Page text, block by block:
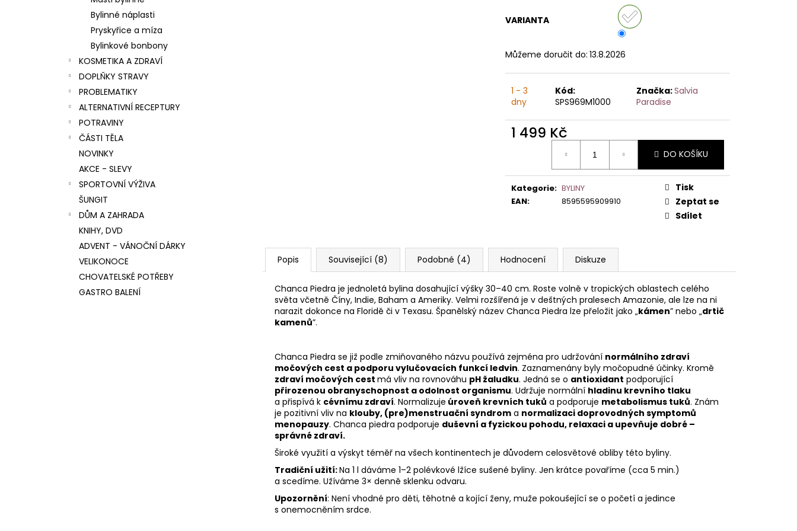
Bylinné náplasti
Pryskyřice a míza
Bylinkové bonbony
KOSMETIKA A ZDRAVÍ
DOPLŇKY STRAVY
PROBLEMATIKY
ALTERNATIVNÍ RECEPTURY
POTRAVINY
ČÁSTI TĚLA
NOVINKY
AKCE - SLEVY
SPORTOVNÍ VÝŽIVA
ŠUNGIT
DŮM A ZAHRADA
KNIHY, DVD
ADVENT - VÁNOČNÍ DÁRKY
VELIKONOCE
CHOVATELSKÉ POTŘEBY
GASTRO BALENÍ
VARIANTA
Můžeme doručit do: 13.8.2026
1 - 3
dny
Kód:
SPS969M1000
Značka:Salvia
Paradise
1 499 Kč
DO KOŠÍKU
Kategorie: BYLINY
EAN: 8595595909910
Tisk
Zeptat se
Sdílet
Popis Související (8) Podobné (4) Hodnocení Diskuze
Chanca Piedra je jednoletá bylina dosahující výšky 30–40 cm. Roste volně v tropických oblastech celého
světa včetně Číny, Indie, Baham a Ameriky. Velmi rozšířená je v deštných pralesech Amazonie, ale lze na ni
narazit dokonce na Floridě či v Texasu. Španělský název Chanca Piedra lze přeložit jako „kámen” nebo „drtič
kamenů”.
Chanca Piedra se již podle zmiňovaného názvu používá zejména pro udržování normálního zdraví
močových cest a podporu vylučovacích funkcí ledvin. Zaznamenány byly močopudné účinky. Kromě
zdraví močových cest má vliv na rovnováhu pH žaludku. Jedná se o antioxidant podporující
přirozenou obranyschopnost a odolnost organismu. Udržuje normální hladinu krevního tlaku
a přispívá k cévnímu zdraví. Normalizuje úroveň krevních tuků a podporuje metabolismus tuků. Znám
je pozitivní vliv na klouby, (pre)menstruační syndrom a normalizaci doprovodných symptomů
menopauzy. Chanca piedra podporuje duševní a fyzickou pohodu, relaxaci a upevňuje dobré –
správné zdraví.
Široké využití a výskyt téměř na všech kontinentech je důvodem celosvětové obliby této byliny.
Tradiční užití:Na 1 l dáváme 1–2 polévkové lžíce sušené byliny. Jen krátce povaříme (cca 5 min.)
a scedíme. Užíváme 3× denně sklenku odvaru.
Upozornění: Není vhodné pro děti, těhotné a kojící ženy, muže pokoušející se o početí a jedince
s onemocněním srdce.